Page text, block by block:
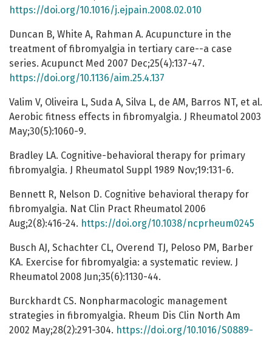
https://doi.org/10.1016/j.ejpain.2008.02.010
Duncan B, White A, Rahman A. Acupuncture in the
treatment of fibromyalgia in tertiary care--a case
series. Acupunct Med 2007 Dec;25(4):137-47.
https://doi.org/10.1136/aim.25.4.137
Valim V, Oliveira L, Suda A, Silva L, de AM, Barros NT, et al.
Aerobic fitness effects in fibromyalgia. J Rheumatol 2003
May;30(5):1060-9.
Bradley LA. Cognitive-behavioral therapy for primary
fibromyalgia. J Rheumatol Suppl 1989 Nov;19:131-6.
Bennett R, Nelson D. Cognitive behavioral therapy for
fibromyalgia. Nat Clin Pract Rheumatol 2006
Aug;2(8):416-24. https://doi.org/10.1038/ncprheum0245
Busch AJ, Schachter CL, Overend TJ, Peloso PM, Barber
KA. Exercise for fibromyalgia: a systematic review. J
Rheumatol 2008 Jun;35(6):1130-44.
Burckhardt CS. Nonpharmacologic management
strategies in fibromyalgia. Rheum Dis Clin North Am
2002 May;28(2):291-304. https://doi.org/10.1016/S0889-